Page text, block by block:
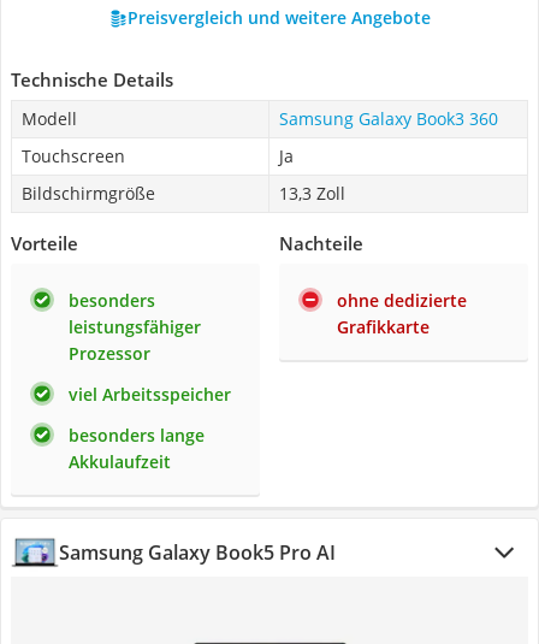
Preisvergleich und weitere Angebote
Technische Details
Modell
Samsung Galaxy Book3 360
Touchscreen
Ja
Bildschirmgröße
13,3 Zoll
Vorteile
besonders
leistungsfähiger
Prozessor
viel Arbeitsspeicher
besonders lange
Akkulaufzeit
Nachteile
ohne dedizierte
Grafikkarte
Samsung Galaxy Book5 Pro AI